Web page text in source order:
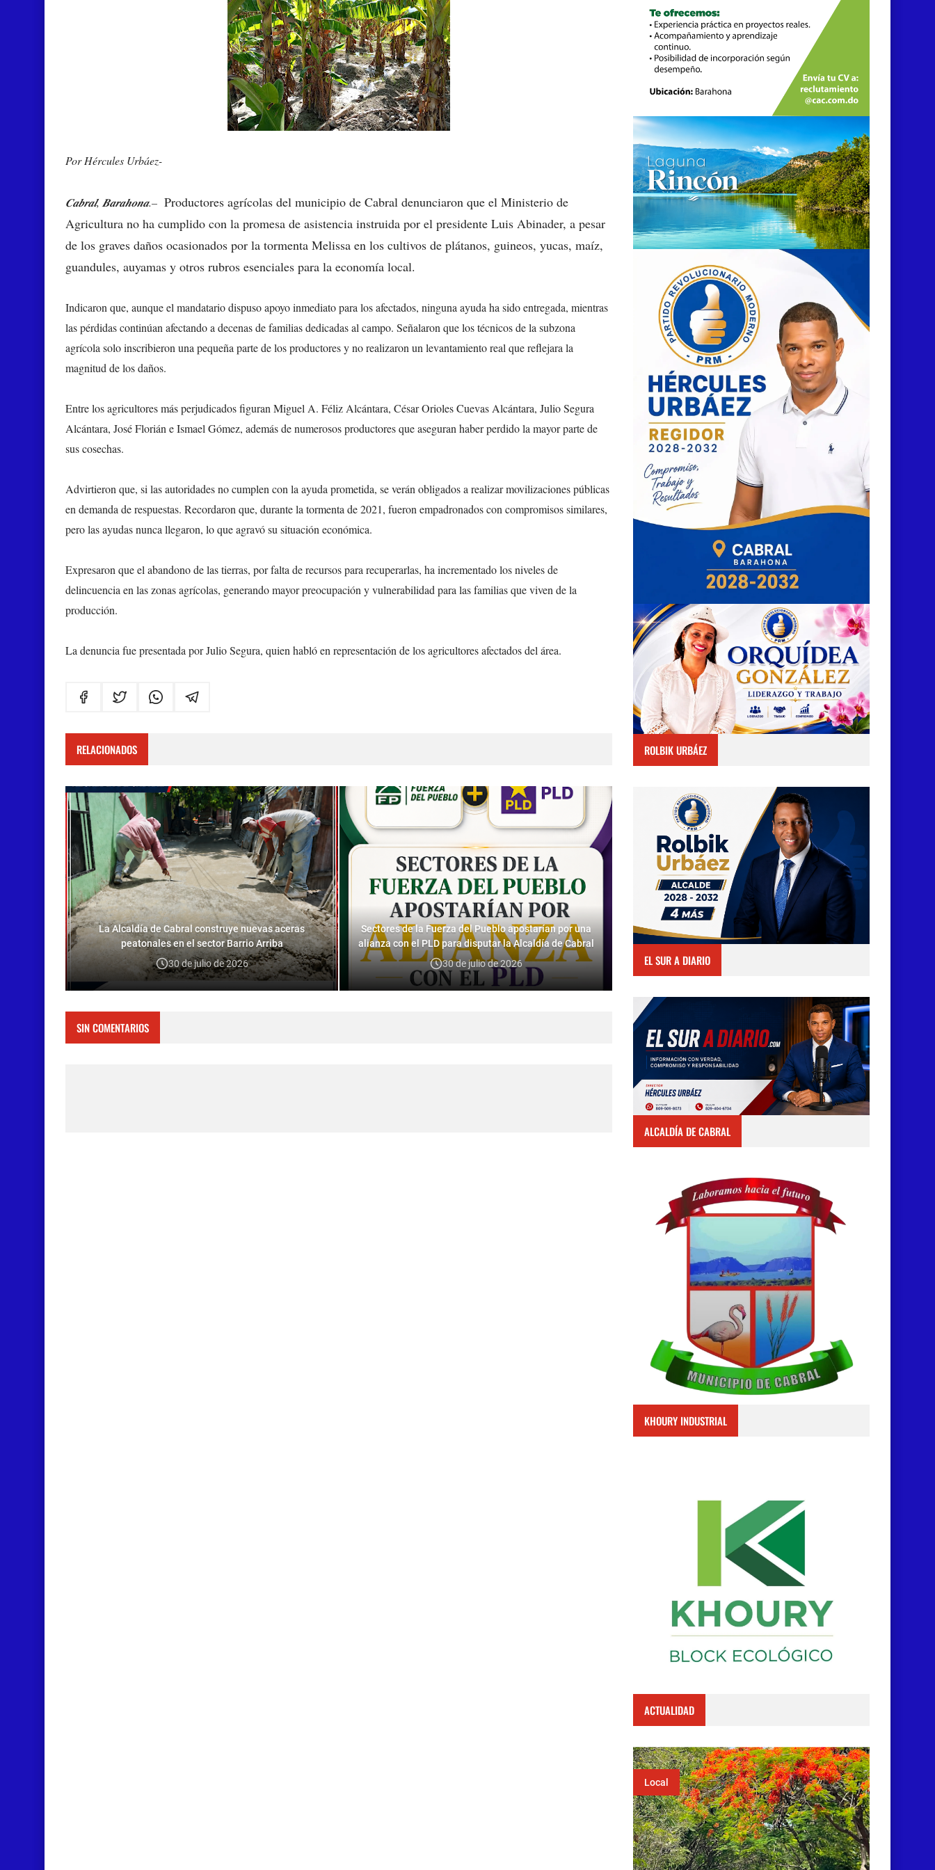
Por Hércules Urbáez-
𝑪𝒂𝒃𝒓𝒂𝒍, 𝑩𝒂𝒓𝒂𝒉𝒐𝒏𝒂.– Productores agrícolas del municipio de Cabral denunciaron que el Ministerio de
Agricultura no ha cumplido con la promesa de asistencia instruida por el presidente Luis Abinader, a pesar
de los graves daños ocasionados por la tormenta Melissa en los cultivos de plátanos, guineos, yucas, maíz,
guandules, auyamas y otros rubros esenciales para la economía local.
Indicaron que, aunque el mandatario dispuso apoyo inmediato para los afectados, ninguna ayuda ha sido entregada, mientras
las pérdidas continúan afectando a decenas de familias dedicadas al campo. Señalaron que los técnicos de la subzona
agrícola solo inscribieron una pequeña parte de los productores y no realizaron un levantamiento real que reflejara la
magnitud de los daños.
Entre los agricultores más perjudicados figuran Miguel A. Féliz Alcántara, César Orioles Cuevas Alcántara, Julio Segura
Alcántara, José Florián e Ismael Gómez, además de numerosos productores que aseguran haber perdido la mayor parte de
sus cosechas.
Advirtieron que, si las autoridades no cumplen con la ayuda prometida, se verán obligados a realizar movilizaciones públicas
en demanda de respuestas. Recordaron que, durante la tormenta de 2021, fueron empadronados con compromisos similares,
pero las ayudas nunca llegaron, lo que agravó su situación económica.
Expresaron que el abandono de las tierras, por falta de recursos para recuperarlas, ha incrementado los niveles de
delincuencia en las zonas agrícolas, generando mayor preocupación y vulnerabilidad para las familias que viven de la
producción.
La denuncia fue presentada por Julio Segura, quien habló en representación de los agricultores afectados del área.
RELACIONADOS
La Alcaldía de Cabral construye nuevas aceras
peatonales en el sector Barrio Arriba
30 de julio de 2026
Sectores de la Fuerza del Pueblo apostarían por una
alianza con el PLD para disputar la Alcaldía de Cabral
30 de julio de 2026
SIN COMENTARIOS
ROLBIK URBÁEZ
EL SUR A DIARIO
ALCALDÍA DE CABRAL
KHOURY INDUSTRIAL
ACTUALIDAD
Local